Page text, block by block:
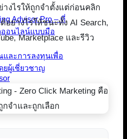
Advisor Pro – ที่
อนไลน์แบบมือ
และการลงทุนเพื่อ
ยผู้เชี่ยวชาญ
งไรให้ถูกจำตั้งแต่ก่อนคลิก
อย่างไรให้ชนะทั้ง AI Search,
Marketplace และรีวิว